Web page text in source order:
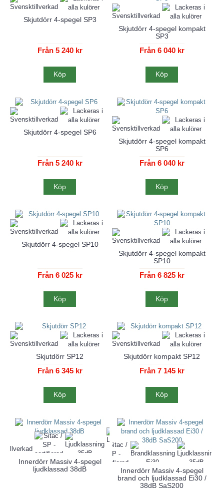
Skjutdörr 4-spegel SP3
Från 5 240 kr
Köp
Skjutdörr 4-spegel kompakt
SP3
Från 6 040 kr
Köp
Skjutdörr 4-spegel SP6
Från 5 240 kr
Köp
Skjutdörr 4-spegel kompakt
SP6
Från 6 040 kr
Köp
Skjutdörr 4-spegel SP10
Från 6 025 kr
Köp
Skjutdörr 4-spegel kompakt
SP10
Från 6 825 kr
Köp
Skjutdörr SP12
Från 6 345 kr
Köp
Skjutdörr kompakt SP12
Från 7 145 kr
Köp
Innerdörr Massiv 4-spegel
ljudklassad 38dB
Innerdörr Massiv 4-spegel
brand och ljudklassad Ei30 /
38dB SaS200